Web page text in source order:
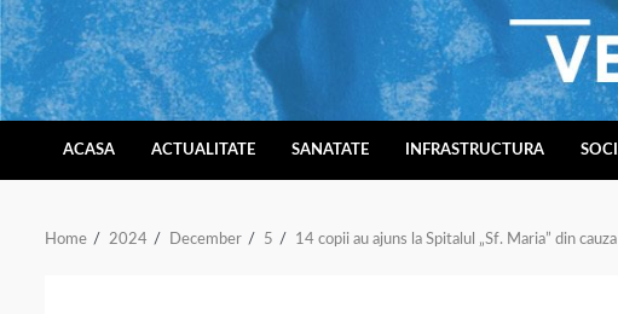
Skip
to
content
ACASA ACTUALITATE SANATATE INFRASTRUCTURA
Home 2024 December 5 14 copii au ajuns la Spitalul „Sf. Maria” din